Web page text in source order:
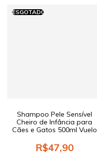
ESGOTADO
Shampoo Pele Sensível
Cheiro de Infância para
Cães e Gatos 500ml Vuelo
R$47,90